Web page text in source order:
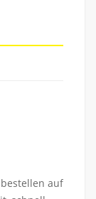
bestellen auf